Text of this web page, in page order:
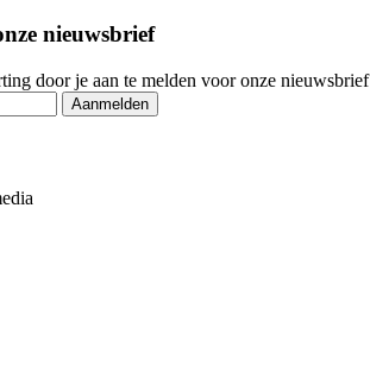
nieuwsbrief
door je aan te melden voor onze nieuwsbrief
Aanmelden